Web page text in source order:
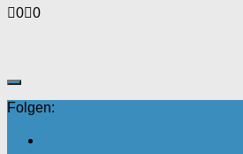
Anklicken
0 Anklicken
0
Folgen: